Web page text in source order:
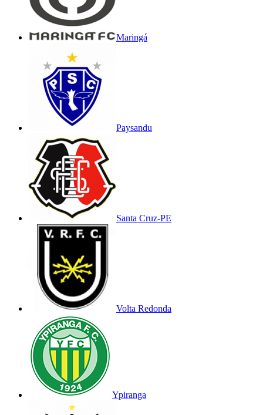
Maringá
Paysandu
Santa Cruz-PE
Volta Redonda
Ypiranga